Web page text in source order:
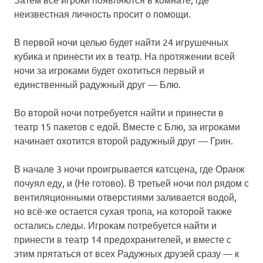
неизвестная личность просит о помощи.
В первой ночи целью будет найти 24 игрушечных
кубика и принести их в театр. На протяжении всей
ночи за игроками будет охотиться первый и
единственный радужный друг — Блю.
Во второй ночи потребуется найти и принести в
театр 15 пакетов с едой. Вместе с Блю, за игроками
начинает охотится второй радужный друг — Грин.
В начале 3 ночи проигрывается катсцена, где Оранж
почуял еду, и (Не готово). В третьей ночи пол рядом с
вентиляционными отверстиями заливается водой,
но всё-же остается сухая тропа, на которой также
остались следы. Игрокам потребуется найти и
принести в театр 14 предохранителей, и вместе с
этим прятаться от всех Радужных друзей сразу — к